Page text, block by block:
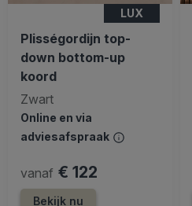
LUX
Plisségordijn top-
down bottom-up
koord
Zwart
Online en via
adviesafspraak
vanaf € 122
Bekijk nu